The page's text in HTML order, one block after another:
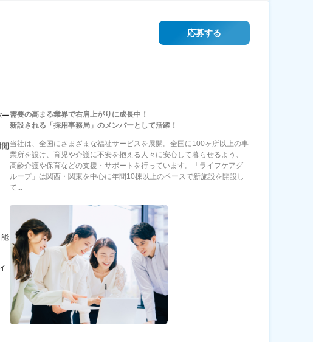
応募する
開
需要の高まる業界で右肩上がりに成長中！
新設される「採用事務局」のメンバーとして活躍！
当社は、全国にさまざまな福祉サービスを展開。全国に100ヶ所以上の事
業所を設け、育児や介護に不安を抱える人々に安心して暮らせるよう、
高齢介護や保育などの支援・サポートを行っています。「ライフケアグ
ループ」は関西・関東を中心に年間10棟以上のペースで新施設を開設し
て...